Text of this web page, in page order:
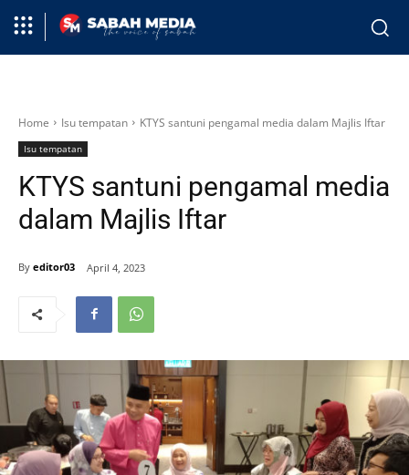
Home Isu tempatan KTYS santuni pengamal media dalam Majlis Iftar
Isu tempatan
KTYS santuni pengamal media
dalam Majlis Iftar
By editor03 April 4, 2023